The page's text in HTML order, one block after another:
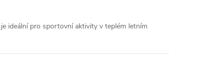
ideální pro sportovní aktivity v teplém letním